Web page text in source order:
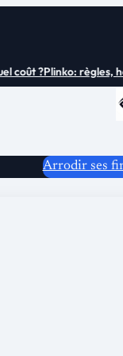
?Plinko: règles,
Arrodir ses